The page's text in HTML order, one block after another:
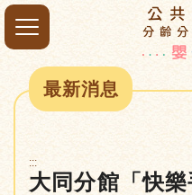
最新消息
:::
大同分館「快